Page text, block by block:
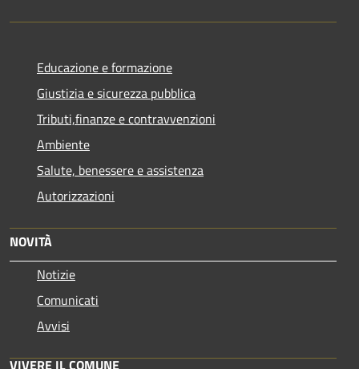
Educazione e formazione
Giustizia e sicurezza pubblica
Tributi,finanze e contravvenzioni
Ambiente
Salute, benessere e assistenza
Autorizzazioni
NOVITÀ
Notizie
Comunicati
Avvisi
VIVERE IL COMUNE